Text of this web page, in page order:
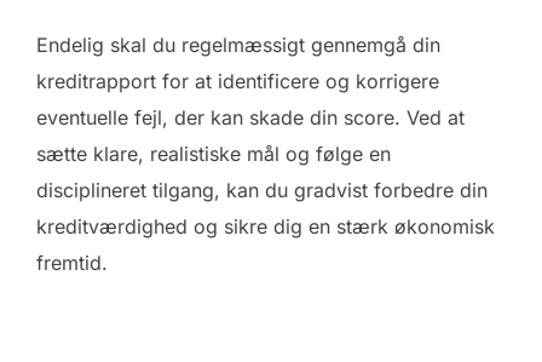
Endelig skal du regelmæssigt gennemgå din
kreditrapport for at identificere og korrigere
eventuelle fejl, der kan skade din score. Ved at
sætte klare, realistiske mål og følge en
disciplineret tilgang, kan du gradvist forbedre din
kreditværdighed og sikre dig en stærk økonomisk
fremtid.